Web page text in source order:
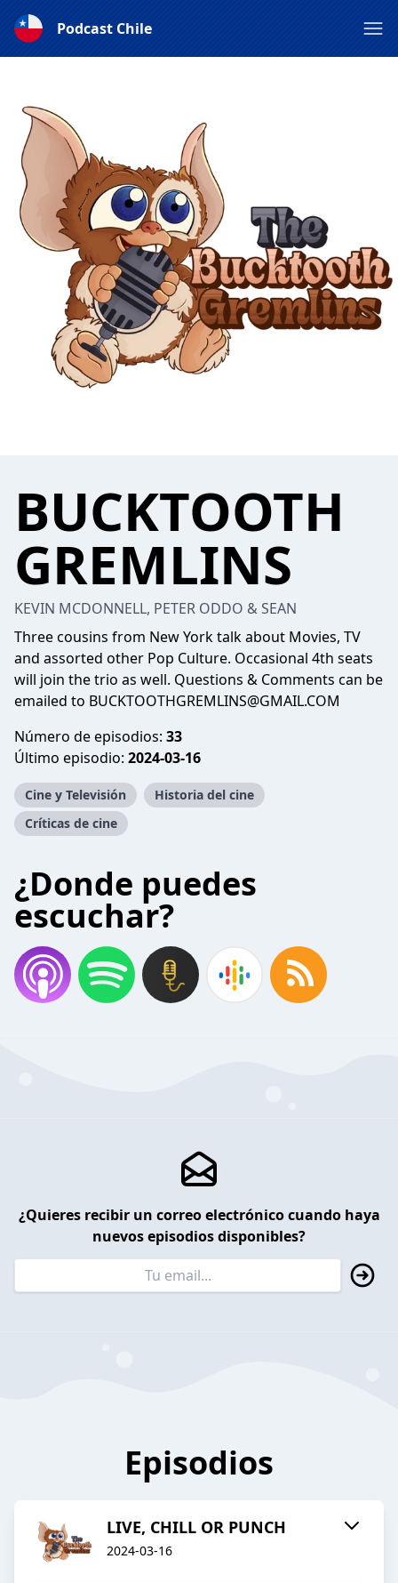
Podcast Chile
BUCKTOOTH
GREMLINS
KEVIN MCDONNELL, PETER ODDO & SEAN
Three cousins from New York talk about Movies, TV
and assorted other Pop Culture. Occasional 4th seats
will join the trio as well. Questions & Comments can be
emailed to BUCKTOOTHGREMLINS@GMAIL.COM
Número de episodios: 33
Último episodio: 2024-03-16
Cine y Televisión
Historia del cine
Críticas de cine
¿Donde puedes
escuchar?
¿Quieres recibir un correo electrónico cuando haya
nuevos episodios disponibles?
Episodios
LIVE, CHILL OR PUNCH
2024-03-16